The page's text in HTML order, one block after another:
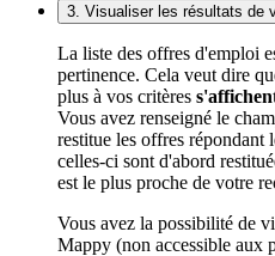
3. Visualiser les résultats de
La liste des offres d'emploi
pertinence. Cela veut dire
plus à vos critères
Vous avez renseigné le
restitue les offres répondant
celles-ci sont d'abord
est le plus proche de votre
Vous avez la possibilité de
Mappy (non accessible aux